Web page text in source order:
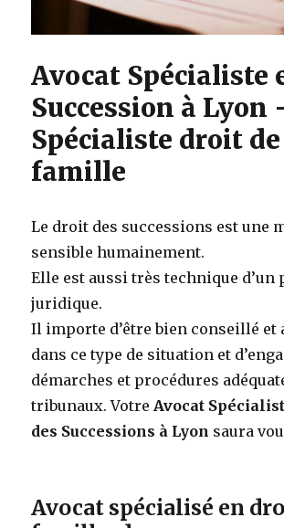
Avocat Spécialiste
Succession à Lyon
Spécialiste droit
famille
Le droit des successions est une
sensible humainement.
Elle est aussi très technique d’un
juridique.
Il importe d’être bien conseillé et
dans ce type de situation et
démarches et procédures
tribunaux. VotreAvocat
des Successions à Lyon saura
Avocat spécialisé en